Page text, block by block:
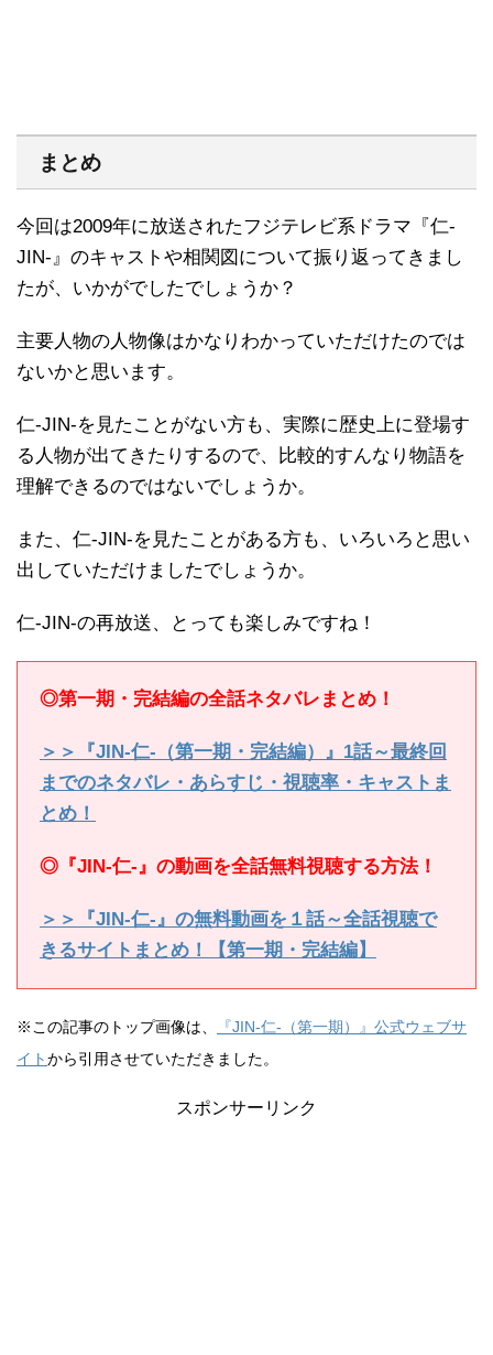
まとめ
今回は2009年に放送されたフジテレビ系ドラマ『仁-
JIN-』のキャストや相関図について振り返ってきまし
たが、いかがでしたでしょうか？
主要人物の人物像はかなりわかっていただけたのでは
ないかと思います。
仁-JIN-を見たことがない方も、実際に歴史上に登場す
る人物が出てきたりするので、比較的すんなり物語を
理解できるのではないでしょうか。
また、仁-JIN-を見たことがある方も、いろいろと思い
出していただけましたでしょうか。
仁-JIN-の再放送、とっても楽しみですね！
◎第一期・完結編の全話ネタバレまとめ！
＞＞『JIN-仁-（第一期・完結編）』1話～最終回
までのネタバレ・あらすじ・視聴率・キャストま
とめ！
◎『JIN-仁-』の動画を全話無料視聴する方法！
＞＞『JIN-仁-』の無料動画を１話～全話視聴で
きるサイトまとめ！【第一期・完結編】
※この記事のトップ画像は、
『JIN-仁-（第一期）』公式ウェブサ
イト から引用させていただきました。
スポンサーリンク